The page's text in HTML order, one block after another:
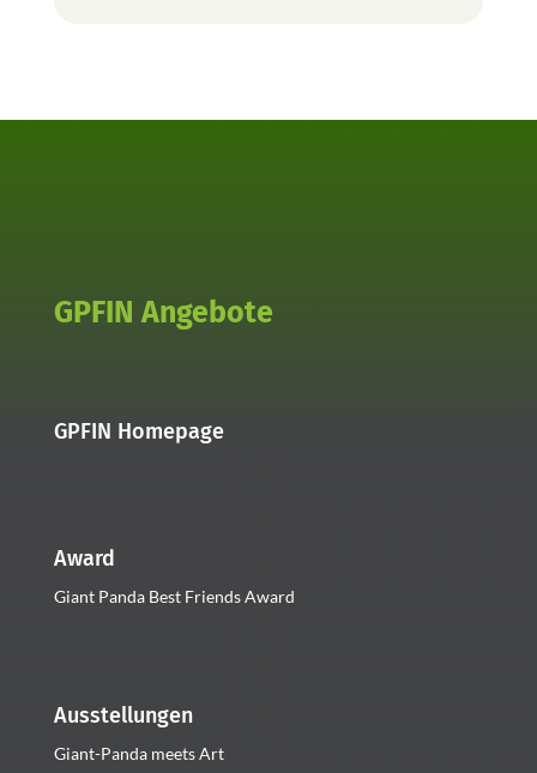
GPFIN Angebote
GPFIN Homepage
Award
Giant Panda Best Friends Award
Ausstellungen
Giant-Panda meets Art